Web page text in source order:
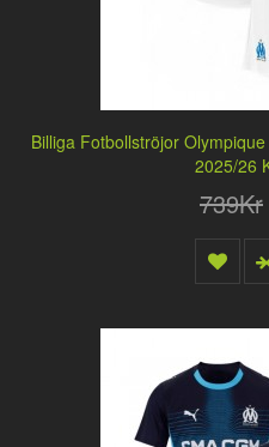
Billiga Fotbollströjor
2025/26
739Kr